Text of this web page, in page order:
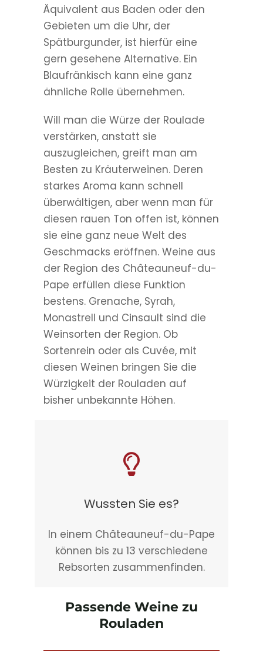
Äquivalent aus Baden oder den
Gebieten um die Uhr, der
Spätburgunder, ist hierfür eine
gern gesehene Alternative. Ein
Blaufränkisch kann eine ganz
ähnliche Rolle übernehmen.
Will man die Würze der Roulade
verstärken, anstatt sie
auszugleichen, greift man am
Besten zu Kräuterweinen. Deren
starkes Aroma kann schnell
überwältigen, aber wenn man für
diesen rauen Ton offen ist, können
sie eine ganz neue Welt des
Geschmacks eröffnen. Weine aus
der Region des Châteauneuf-du-
Pape erfüllen diese Funktion
bestens. Grenache, Syrah,
Monastrell und Cinsault sind die
Weinsorten der Region. Ob
Sortenrein oder als Cuvée, mit
diesen Weinen bringen Sie die
Würzigkeit der Rouladen auf
bisher unbekannte Höhen.
Wussten Sie es?
In einem Châteauneuf-du-Pape
können bis zu 13 verschiedene
Rebsorten zusammenfinden.
Passende Weine zu
Rouladen